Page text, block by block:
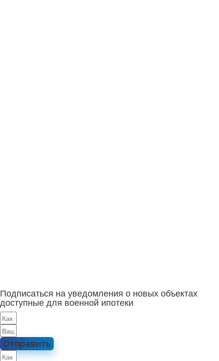
Подписаться на уведомления о новых объектах
доступные для военной ипотеки
Отправить